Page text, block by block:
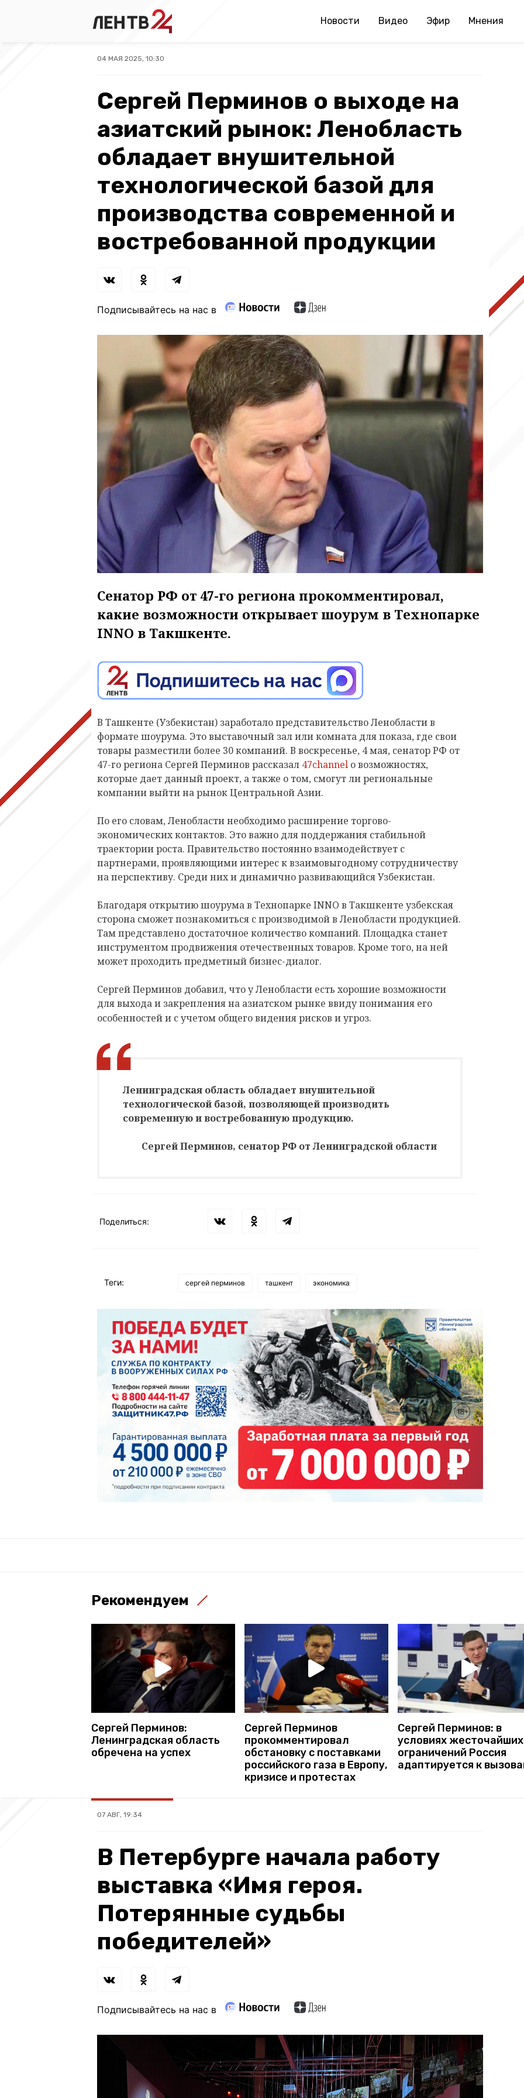
Новости Видео Эфир Мнения
04 МАЯ 2025, 10:30
Сергей Перминов о выходе на
азиатский рынок: Ленобласть
обладает внушительной
технологической базой для
производства современной и
востребованной продукции
Подписывайтесь на нас в
Сенатор РФ от 47-го региона прокомментировал,
какие возможности открывает шоурум в Технопарке
INNO в Такшкенте.
В Ташкенте (Узбекистан) заработало представительство Ленобласти в
формате шоурума. Это выставочный зал или комната для показа, где свои
товары разместили более 30 компаний. В воскресенье, 4 мая, сенатор РФ от
47-го региона Сергей Перминов рассказал 47channel о возможностях,
которые дает данный проект, а также о том, смогут ли региональные
компании выйти на рынок Центральной Азии.
По его словам, Ленобласти необходимо расширение торгово-
экономических контактов. Это важно для поддержания стабильной
траектории роста. Правительство постоянно взаимодействует с
партнерами, проявляющими интерес к взаимовыгодному сотрудничеству
на перспективу. Среди них и динамично развивающийся Узбекистан.
Благодаря открытию шоурума в Технопарке INNO в Такшкенте узбекская
сторона сможет познакомиться с производимой в Ленобласти продукцией.
Там представлено достаточное количество компаний. Площадка станет
инструментом продвижения отечественных товаров. Кроме того, на ней
может проходить предметный бизнес-диалог.
Сергей Перминов добавил, что у Ленобласти есть хорошие возможности
для выхода и закрепления на азиатском рынке ввиду понимания его
особенностей и с учетом общего видения рисков и угроз.
Ленинградская область обладает внушительной
технологической базой, позволяющей производить
современную и востребованную продукцию.
Сергей Перминов, сенатор РФ от Ленинградской области
Поделиться:
Теги: сергей перминов ташкент экономика
Рекомендуем
Сергей Перминов:
Ленинградская область
обречена на успех
Сергей Перминов
прокомментировал
обстановку с поставками
российского газа в Европу,
кризисе и протестах
Сергей Перминов: в
условиях жесточайших
ограничений Россия
адаптируется к
07 АВГ, 19:34
В Петербурге начала работу
выставка «Имя героя.
Потерянные судьбы
победителей»
Подписывайтесь на нас в